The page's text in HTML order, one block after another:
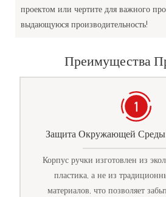
проектом или чертите для важного
выдающуюся производительность!
Преимущества
Защита Окружающей
Корпус ручки изготовлен из
пластика, а не из
материалов, что позволяет